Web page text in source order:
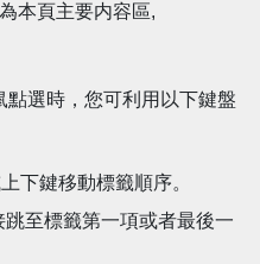
本頁主要内容區,
選時，您可利用以下鍵盤
下鍵移動標籤順序。
至標籤第一項或者最後一